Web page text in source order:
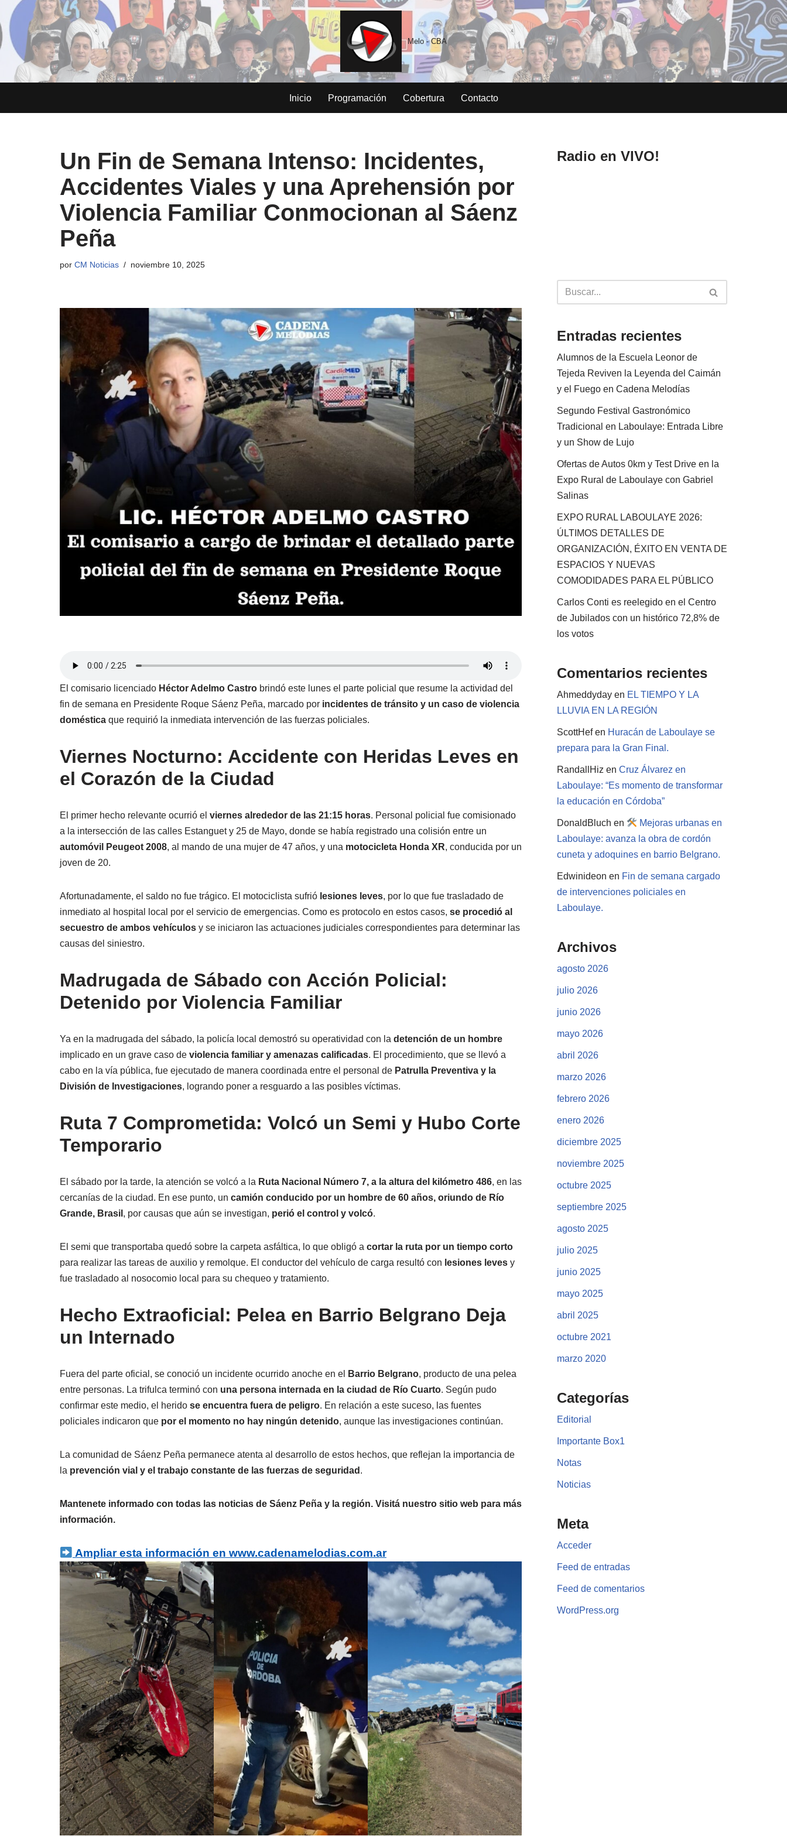
Saltar
al
contenido
Melo - CBA
Inicio Programación Cobertura Contacto
Un Fin de Semana Intenso: Incidentes,
Accidentes Viales y una Aprehensión por
Violencia Familiar Conmocionan al Sáenz
Peña
por CM Noticias noviembre 10, 2025
El comisario licenciado Héctor Adelmo Castro brindó este lunes el parte policial que resume la actividad del
fin de semana en Presidente Roque Sáenz Peña, marcado por incidentes de tránsito y un caso de violencia
doméstica que requirió la inmediata intervención de las fuerzas policiales.
Viernes Nocturno: Accidente con Heridas Leves en
el Corazón de la Ciudad
El primer hecho relevante ocurrió el viernes alrededor de las 21:15 horas. Personal policial fue comisionado
a la intersección de las calles Estanguet y 25 de Mayo, donde se había registrado una colisión entre un
automóvil Peugeot 2008, al mando de una mujer de 47 años, y una motocicleta Honda XR, conducida por un
joven de 20.
Afortunadamente, el saldo no fue trágico. El motociclista sufrió lesiones leves, por lo que fue trasladado de
inmediato al hospital local por el servicio de emergencias. Como es protocolo en estos casos, se procedió al
secuestro de ambos vehículos y se iniciaron las actuaciones judiciales correspondientes para determinar las
causas del siniestro.
Madrugada de Sábado con Acción Policial:
Detenido por Violencia Familiar
Ya en la madrugada del sábado, la policía local demostró su operatividad con la detención de un hombre
implicado en un grave caso de violencia familiar y amenazas calificadas. El procedimiento, que se llevó a
cabo en la vía pública, fue ejecutado de manera coordinada entre el personal de Patrulla Preventiva y la
División de Investigaciones, logrando poner a resguardo a las posibles víctimas.
Ruta 7 Comprometida: Volcó un Semi y Hubo Corte
Temporario
El sábado por la tarde, la atención se volcó a la Ruta Nacional Número 7, a la altura del kilómetro 486, en las
cercanías de la ciudad. En ese punto, un camión conducido por un hombre de 60 años, oriundo de Río
Grande, Brasil , por causas que aún se investigan, perió el control y volcó.
El semi que transportaba quedó sobre la carpeta asfáltica, lo que obligó a cortar la ruta por un tiempo corto
para realizar las tareas de auxilio y remolque. El conductor del vehículo de carga resultó con lesiones leves y
fue trasladado al nosocomio local para su chequeo y tratamiento.
Hecho Extraoficial: Pelea en Barrio Belgrano Deja
un Internado
Fuera del parte oficial, se conoció un incidente ocurrido anoche en el Barrio Belgrano, producto de una pelea
entre personas. La trifulca terminó con una persona internada en la ciudad de Río Cuarto. Según pudo
confirmar este medio, el herido se encuentra fuera de peligro. En relación a este suceso, las fuentes
policiales indicaron que por el momento no hay ningún detenido, aunque las investigaciones continúan.
La comunidad de Sáenz Peña permanece atenta al desarrollo de estos hechos, que reflejan la importancia de
la prevención vial y el trabajo constante de las fuerzas de seguridad .
Mantenete informado con todas las noticias de Sáenz Peña y la región. Visitá nuestro sitio web para más
información.
Ampliar esta información en www.cadenamelodias.com.ar
Radio en VIVO!
Entradas recientes
Alumnos de la Escuela Leonor de
Tejeda Reviven la Leyenda del Caimán
y el Fuego en Cadena Melodías
Segundo Festival Gastronómico
Tradicional en Laboulaye: Entrada Libre
y un Show de Lujo
Ofertas de Autos 0km y Test Drive en la
Expo Rural de Laboulaye con Gabriel
Salinas
EXPO RURAL LABOULAYE 2026:
ÚLTIMOS DETALLES DE
ORGANIZACIÓN, ÉXITO EN VENTA DE
ESPACIOS Y NUEVAS
COMODIDADES PARA EL PÚBLICO
Carlos Conti es reelegido en el Centro
de Jubilados con un histórico 72,8% de
los votos
Comentarios recientes
Ahmeddyday en EL TIEMPO Y LA
LLUVIA EN LA REGIÓN
ScottHefen Huracán de Laboulaye se
prepara para la Gran Final.
RandallHiz en Cruz Álvarez en
Laboulaye: “Es momento de transformar
la educación en Córdoba”
DonaldBluch en
Mejoras urbanas en
Laboulaye: avanza la obra de cordón
cuneta y adoquines en barrio Belgrano.
Edwinideon en Fin de semana cargado
de intervenciones policiales en
Laboulaye.
Archivos
agosto 2026
julio 2026
junio 2026
mayo 2026
abril 2026
marzo 2026
febrero 2026
enero 2026
diciembre 2025
noviembre 2025
octubre 2025
septiembre 2025
agosto 2025
julio 2025
junio 2025
mayo 2025
abril 2025
octubre 2021
marzo 2020
Categorías
Editorial
Importante Box1
Notas
Noticias
Meta
Acceder
Feed de entradas
Feed de comentarios
WordPress.org